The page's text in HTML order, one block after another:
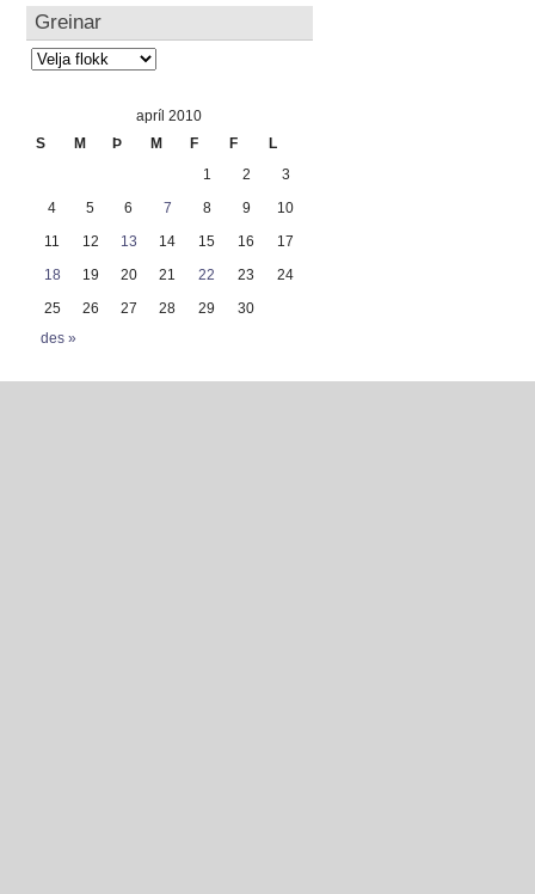
Greinar
Greinar
apríl 2010
S
M Þ M F F
L
1
2
3
4
5 6 7 8 9
10
11
12 13 14 15 16
17
18
19 20 21 22 23
24
25
26 27 28 29
30
des »